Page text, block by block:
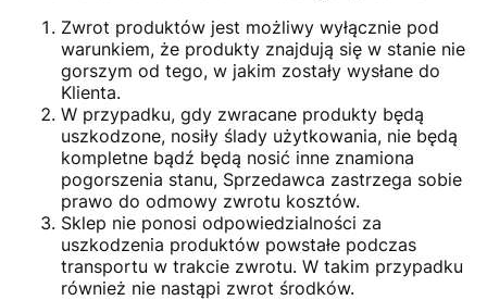
Zwrot produktów jest możliwy wyłącznie pod
warunkiem, że produkty znajdują się w stanie nie
gorszym od tego, w jakim zostały wysłane do
Klienta.
W przypadku, gdy zwracane produkty będą
uszkodzone, nosiły ślady użytkowania, nie będą
kompletne bądź będą nosić inne znamiona
pogorszenia stanu, Sprzedawca zastrzega sobie
prawo do odmowy zwrotu kosztów.
Sklep nie ponosi odpowiedzialności za
uszkodzenia produktów powstałe podczas
transportu w trakcie zwrotu. W takim przypadku
również nie nastąpi zwrot środków.